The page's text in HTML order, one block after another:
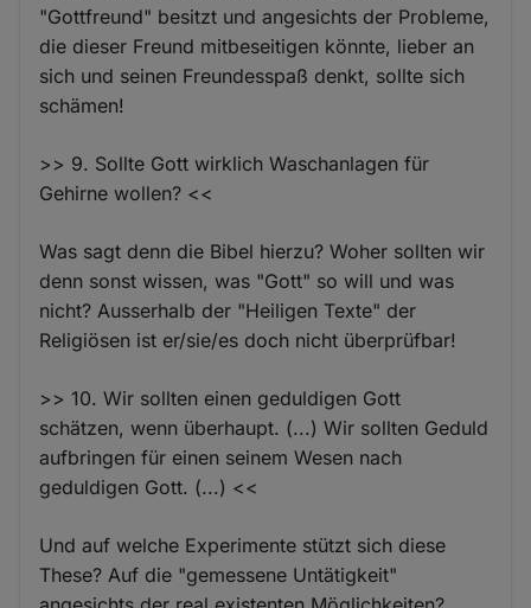
"Gottfreund" besitzt und angesichts der Probleme,
die dieser Freund mitbeseitigen könnte, lieber an
sich und seinen Freundesspaß denkt, sollte sich
schämen!
>> 9. Sollte Gott wirklich Waschanlagen für
Gehirne wollen? <<
Was sagt denn die Bibel hierzu? Woher sollten wir
denn sonst wissen, was "Gott" so will und was
nicht? Ausserhalb der "Heiligen Texte" der
Religiösen ist er/sie/es doch nicht überprüfbar!
>> 10. Wir sollten einen geduldigen Gott
schätzen, wenn überhaupt. (...) Wir sollten Geduld
aufbringen für einen seinem Wesen nach
geduldigen Gott. (...) <<
Und auf welche Experimente stützt sich diese
These? Auf die "gemessene Untätigkeit"